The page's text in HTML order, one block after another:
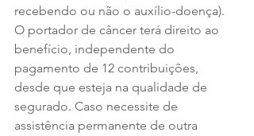
recebendo ou não o auxílio-doença).
O portador de câncer terá direito ao
benefício, independente do
pagamento de 12 contribuições,
desde que esteja na qualidade de
segurado. Caso necessite de
assistência permanente de outra